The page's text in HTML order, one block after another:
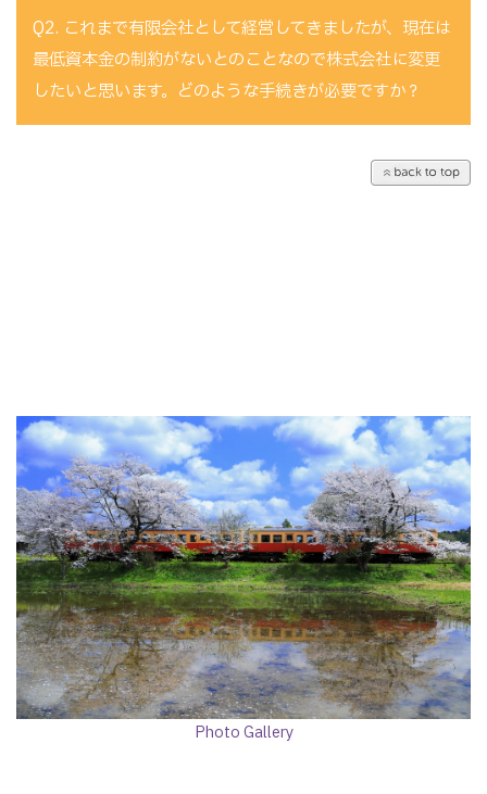
Q2. これまで有限会社として経営してきましたが、現在は
最低資本金の制約がないとのことなので株式会社に変更
したいと思います。どのような手続きが必要ですか？
Photo Gallery